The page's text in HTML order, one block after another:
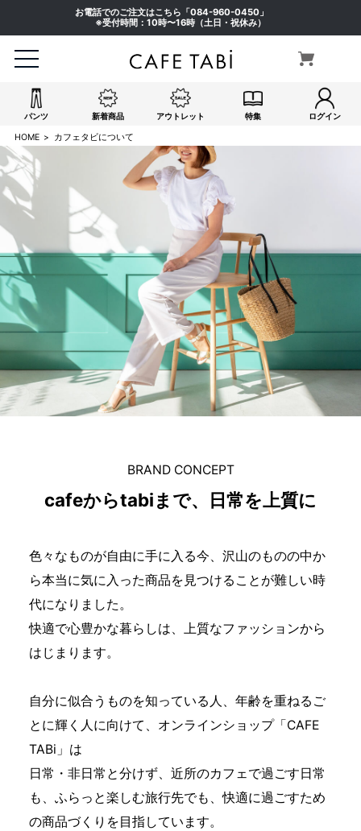
お電話でのご注文はこちら「084-960-0450 」
※受付時間：10時〜16時（土日・祝休み）
パンツ 新着商品 アウトレット 特集 ログイン
HOME カフェタビについて
BRAND CONCEPT
cafeからtabiまで、日常を上質に
色々なものが自由に手に入る今、沢山のものの中か
ら本当に気に入った商品を見つけることが難しい時
代になりました。
快適で心豊かな暮らしは、上質なファッションから
はじまります。
自分に似合うものを知っている人、年齢を重ねるご
とに輝く人に向けて、オンラインショップ「CAFE
TABi」は
日常・非日常と分けず、近所のカフェで過ごす日常
も、ふらっと楽しむ旅行先でも、快適に過ごすため
の商品づくりを目指しています。